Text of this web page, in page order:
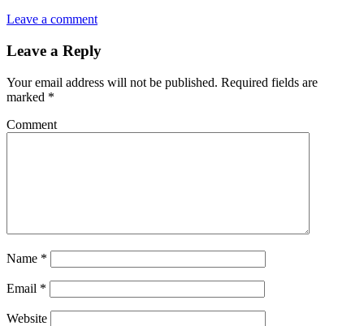
Leave a comment
Leave a Reply
Your email address will not be published. Required fields are
marked *
Comment
Name *
Email *
Website